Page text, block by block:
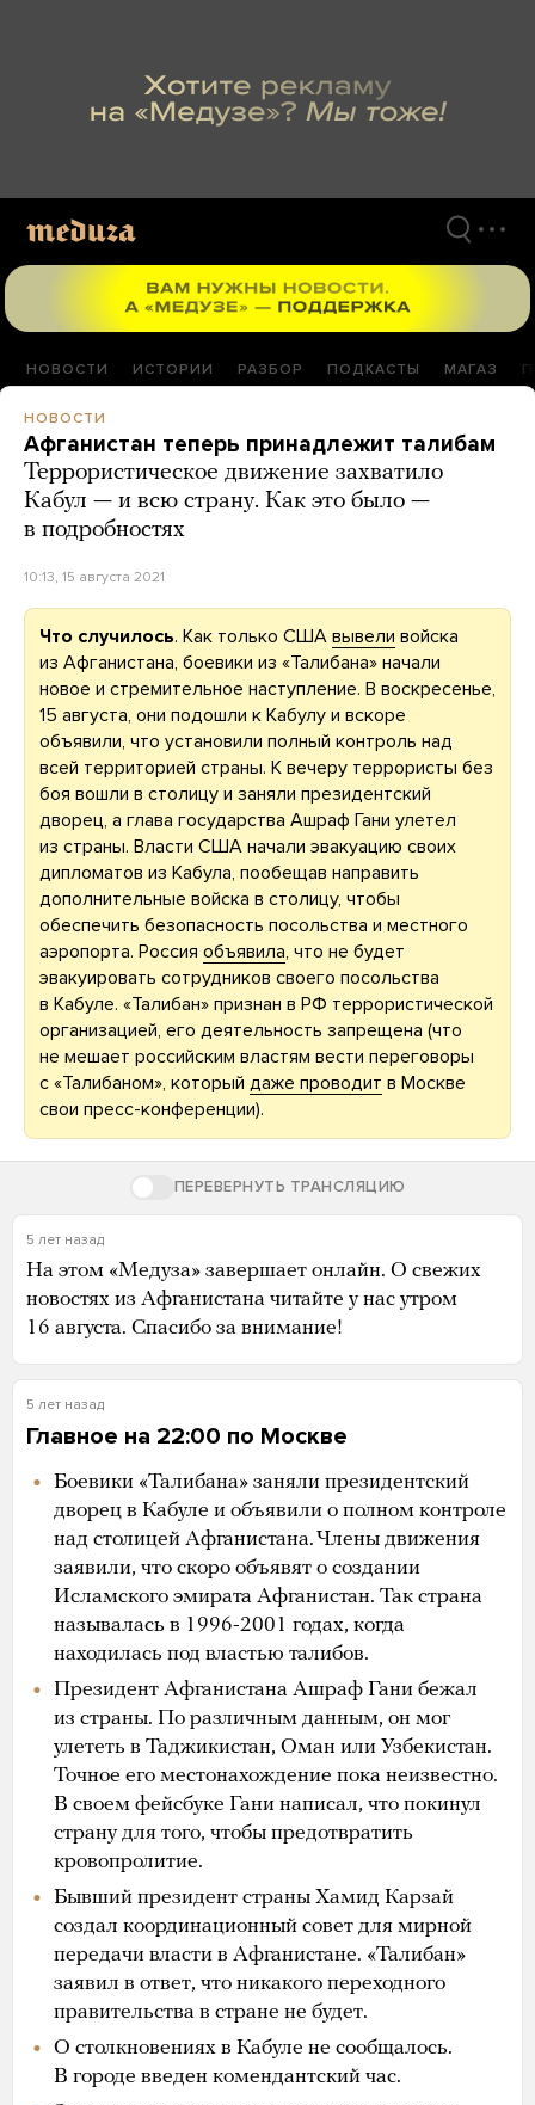
НОВОСТИ ИСТОРИИ РАЗБОР ПОДКАСТЫ МАГАЗ
НОВОСТИ
Афганистан теперь принадлежит талибам
Террористическое движение захватило
Кабул — и всю страну. Как это было —
в подробностях
10:13, 15 августа 2021
Что случилось. Как только США вывели войска
из Афганистана, боевики из «Талибана» начали
новое и стремительное наступление. В воскресенье,
15 августа, они подошли к Кабулу и вскоре
объявили, что установили полный контроль над
всей территорией страны. К вечеру террористы без
боя вошли в столицу и заняли президентский
дворец, а глава государства Ашраф Гани улетел
из страны. Власти США начали эвакуацию своих
дипломатов из Кабула, пообещав направить
дополнительные войска в столицу, чтобы
обеспечить безопасность посольства и местного
аэропорта. Россия объявила, что не будет
эвакуировать сотрудников своего посольства
в Кабуле. «Талибан» признан в РФ террористической
организацией, его деятельность запрещена (что
не мешает российским властям вести переговоры
с «Талибаном», который даже проводит в Москве
свои пресс-конференции).
ПЕРЕВЕРНУТЬ ТРАНСЛЯЦИЮ
5 лет назад
На этом «Медуза» завершает онлайн. О свежих
новостях из Афганистана читайте у нас утром
16 августа. Спасибо за внимание!
5 лет назад
Главное на 22:00 по Москве
Боевики «Талибана» заняли президентский
дворец в Кабуле и объявили о полном контроле
над столицей Афганистана. Члены движения
заявили, что скоро объявят о создании
Исламского эмирата Афганистан. Так страна
называлась в 1996-2001 годах, когда
находилась под властью талибов.
Президент Афганистана Ашраф Гани бежал
из страны. По различным данным, он мог
улететь в Таджикистан, Оман или Узбекистан.
Точное его местонахождение пока неизвестно.
В своем фейсбуке Гани написал, что покинул
страну для того, чтобы предотвратить
кровопролитие.
Бывший президент страны Хамид Карзай
создал координационный совет для мирной
передачи власти в Афганистане. «Талибан»
заявил в ответ, что никакого переходного
правительства в стране не будет.
О столкновениях в Кабуле не сообщалось.
В городе введен комендантский час.